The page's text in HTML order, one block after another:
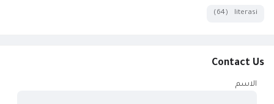
literasi
(64)
Contact Us
الاسم